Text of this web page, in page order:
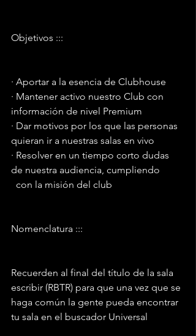
Objetivos :::
· Aportar a la esencia de Clubhouse
· Mantener activo nuestro Club con
información de nivel Premium
· Dar motivos por los que las personas
quieran ir a nuestras salas en vivo
· Resolver en un tiempo corto dudas
de nuestra audiencia, cumpliendo
  con la misión del club
Nomenclatura :::
Recuerden al final del título de la sala
escribir (RBTR) para que una vez que se
haga común la gente pueda encontrar
tu sala en el buscador Universal